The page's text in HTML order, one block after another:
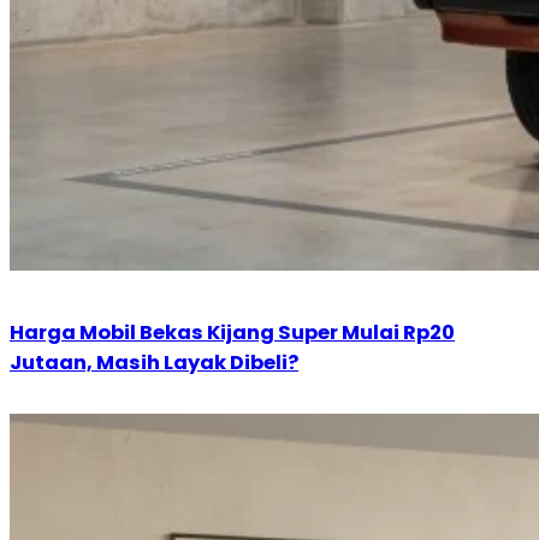
Harga Mobil Bekas Kijang Super Mulai Rp20
Jutaan, Masih Layak Dibeli?